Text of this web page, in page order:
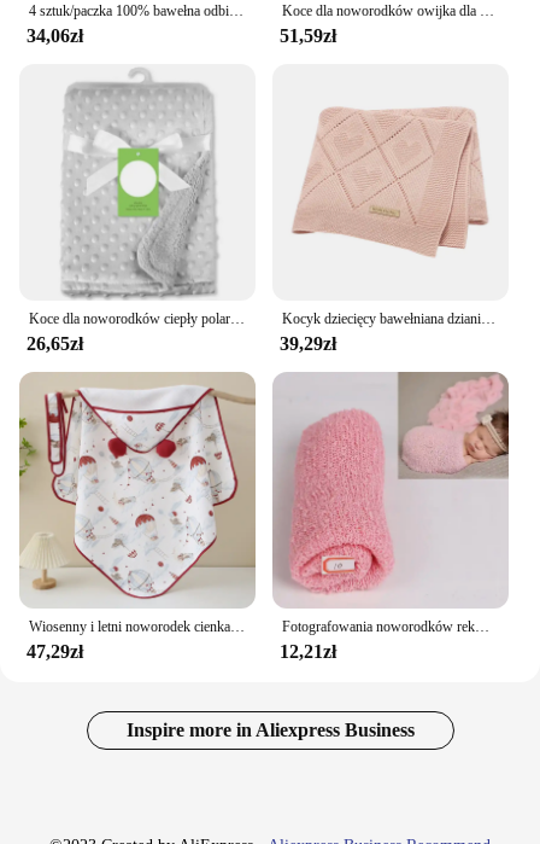
4 sztuk/paczka 100% bawełna odbierający kocyk dziecięcy noworodek 76x76cm prześcieradło dziecięce Supersoft kocyk do przewijania
34,06zł
Koce dla noworodków owijka dla niemowląt oddychająca dzianinowa niemowlę chłopięce łóżeczko komórkowe 100*80cm podkładka dla malucha
51,59zł
Koce dla noworodków ciepły polar termiczny miękki pokrowiec na wózek dziecięcy czapka z motywem kreskówkowym pościel dla niemowląt otulacz dla dzieci ręcznik kąpielowy
26,65zł
Kocyk dziecięcy bawełniana dzianina noworodek chłopiec dziewczyna pościel kołdra 90*70CM wózek dziecięcy pieluszki moda solidna kochająca pledy Super miękka
39,29zł
Wiosenny i letni noworodek cienka kołdra pokój porodowy noworodek dziecko kołdra z kapturem wiatroszczelna kreskówka
47,29zł
Fotografowania noworodków rekwizyty koc okłady niemowląt dzianiny folia Stretch Photo okłady akcesoria odzieżowe 40*150cm
12,21zł
Inspire more in Aliexpress Business